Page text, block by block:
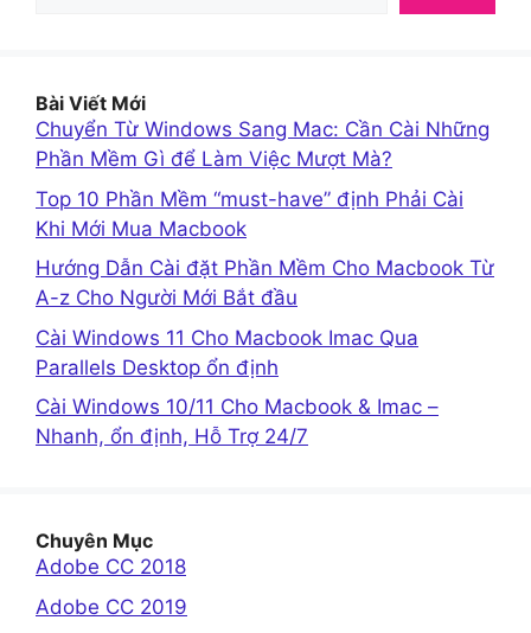
Bài Viết Mới
Chuyển Từ Windows Sang Mac: Cần Cài Những
Phần Mềm Gì để Làm Việc Mượt Mà?
Top 10 Phần Mềm “must-have” định Phải Cài
Khi Mới Mua Macbook
Hướng Dẫn Cài đặt Phần Mềm Cho Macbook Từ
A-z Cho Người Mới Bắt đầu
Cài Windows 11 Cho Macbook Imac Qua
Parallels Desktop ổn định
Cài Windows 10/11 Cho Macbook & Imac –
Nhanh, ổn định, Hỗ Trợ 24/7
Chuyên Mục
Adobe CC 2018
Adobe CC 2019